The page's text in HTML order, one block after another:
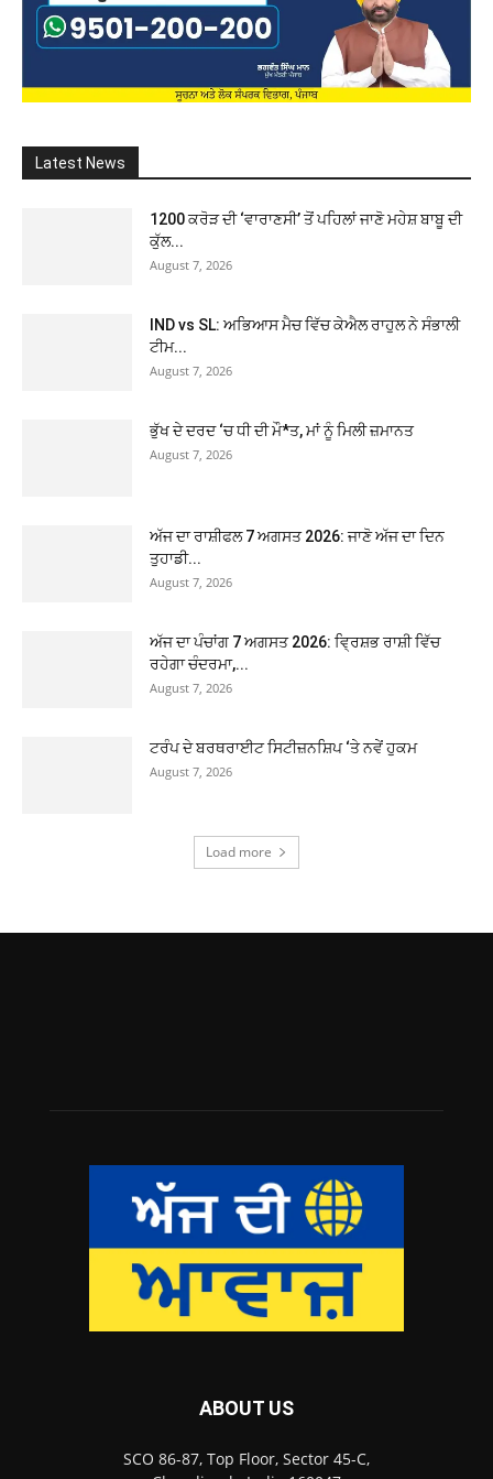
Latest News
1200 ਕਰੋੜ ਦੀ ‘ਵਾਰਾਣਸੀ’ ਤੋਂ ਪਹਿਲਾਂ ਜਾਣੋ ਮਹੇਸ਼ ਬਾਬੂ ਦੀ
ਕੁੱਲ...
August 7, 2026
IND vs SL: ਅਭਿਆਸ ਮੈਚ ਵਿੱਚ ਕੇਐਲ ਰਾਹੁਲ ਨੇ ਸੰਭਾਲੀ
ਟੀਮ...
August 7, 2026
ਭੁੱਖ ਦੇ ਦਰਦ ‘ਚ ਧੀ ਦੀ ਮੌ*ਤ, ਮਾਂ ਨੂੰ ਮਿਲੀ ਜ਼ਮਾਨਤ
August 7, 2026
ਅੱਜ ਦਾ ਰਾਸ਼ੀਫਲ 7 ਅਗਸਤ 2026: ਜਾਣੋ ਅੱਜ ਦਾ ਦਿਨ
ਤੁਹਾਡੀ...
August 7, 2026
ਅੱਜ ਦਾ ਪੰਚਾਂਗ 7 ਅਗਸਤ 2026: ਵ੍ਰਿਸ਼ਭ ਰਾਸ਼ੀ ਵਿੱਚ
ਰਹੇਗਾ ਚੰਦਰਮਾ,...
August 7, 2026
ਟਰੰਪ ਦੇ ਬਰਥਰਾਈਟ ਸਿਟੀਜ਼ਨਸ਼ਿਪ ‘ਤੇ ਨਵੇਂ ਹੁਕਮ
August 7, 2026
Load more
ABOUT US
SCO 86-87, Top Floor, Sector 45-C,